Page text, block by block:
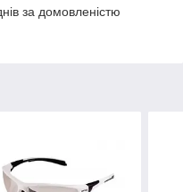
за домовленістю